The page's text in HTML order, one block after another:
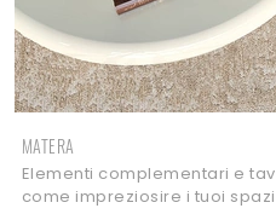
MATERA
Elementi complementari e
come impreziosire i tuoi